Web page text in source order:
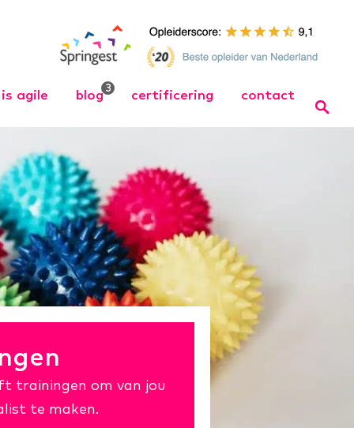
training
in wendbare
training
Werken
agile
Wat is Scrum
blog3 certificering contact
Organize Agile – Samen
naar wendbare
organisaties↗
trainingen om van jou
te maken.